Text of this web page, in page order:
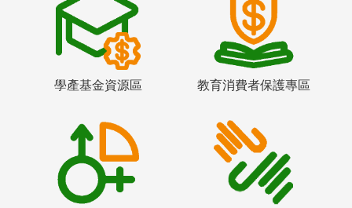
學產基金資源區 教育消費者保護專區